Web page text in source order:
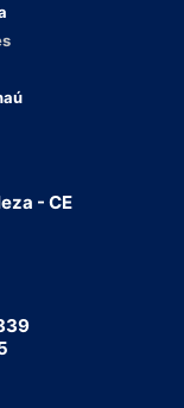
- CE